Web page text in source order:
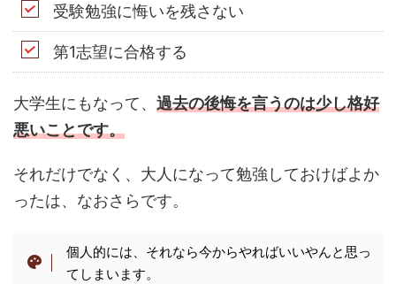
受験勉強に悔いを残さない
第1志望に合格する
大学生にもなって、 過去の後悔を言うのは少し格好
悪いことです。
それだけでなく、大人になって勉強しておけばよか
ったは、なおさらです。
個人的には、それなら今からやればいいやんと思っ
てしまいます。